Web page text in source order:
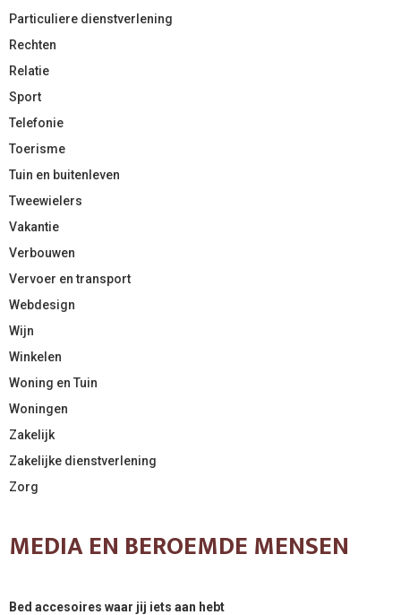
Particuliere dienstverlening
Rechten
Relatie
Sport
Telefonie
Toerisme
Tuin en buitenleven
Tweewielers
Vakantie
Verbouwen
Vervoer en transport
Webdesign
Wijn
Winkelen
Woning en Tuin
Woningen
Zakelijk
Zakelijke dienstverlening
Zorg
MEDIA EN BEROEMDE MENSEN
Bed accesoires waar jij iets aan hebt